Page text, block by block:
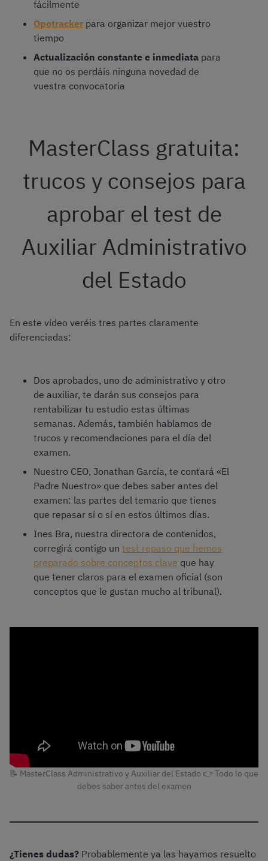
fácilmente
Opotracker para organizar mejor vuestro
tiempo
Actualización constante e inmediata para
que no os perdáis ninguna novedad de
vuestra convocatoria
MasterClass gratuita:
trucos y consejos para
aprobar el test de
Auxiliar Administrativo
del Estado
En este vídeo veréis tres partes claramente
diferenciadas:
Dos aprobados, uno de administrativo y otro
de auxiliar, te darán sus consejos para
rentabilizar tu estudio estas últimas
semanas. Además, también hablamos de
trucos y recomendaciones para el día del
examen.
Nuestro CEO, Jonathan García, te contará «El
Padre Nuestro» que debes saber antes del
examen: las partes del temario que tienes
que repasar sí o sí en estos últimos días.
Ines Bra, nuestra directora de contenidos,
corregirá contigo un test repaso que hemos
preparado sobre conceptos clave que hay
que tener claros para el examen oficial (son
conceptos que le gustan mucho al tribunal).
📝 MasterClass Administrativo y Auxiliar del Estado 👉 Todo lo que
debes saber antes del examen
¿Tienes dudas? Probablemente ya las hayamos resuelto